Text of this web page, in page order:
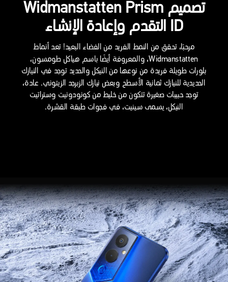
تصميم Widmanstatten Prism
ID التقدم وإعادة الإنشاء
مرحبًا، تحقق من النمط الفريد من الفضاء البعيد! تعد أنماط
Widmanstatten، والمعروفة أيضًا باسم هياكل طومسون،
بلورات طويلة فريدة من نوعها من النيكل والحديد توجد في النيازك
الحديدية للنيازك ثمانية الأسطح وبعض نيازك الزبرجد الزيتوني. عادة،
توجد حبيبات صغيرة تتكون من خليط من كونودونيت وستراتيت
النيكل، يسمى سينيت، في فجوات طبقة القشرة.